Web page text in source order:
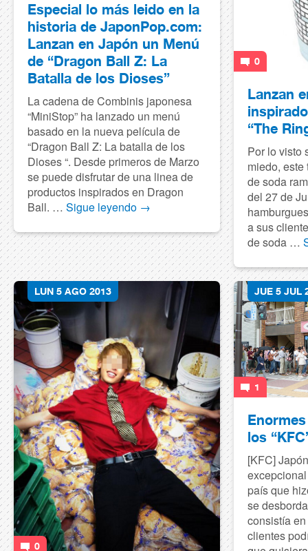
Especial lo más leido en la
historia de JaponPop.com:
Lanzan en Japón un Menú
de “Dragon Ball Z: La
Batalla de los Dioses”
La cadena de Combinis japonesa
“MiniStop” ha lanzado un menú
basado en la nueva película de
“Dragon Ball Z: La batalla de los
Dioses “. Desde primeros de Marzo
se puede disfrutar de una linea de
productos inspirados en Dragon
Ball. … Sigue leyendo →
0
Lanzan
“The
Por lo visto
miedo,
de soda
del 27 de
a sus
de soda …
LUN 5 AGO 2013
0
JUE 5 JUL
1
los
[KFC]
país que
se
consistía
clientes